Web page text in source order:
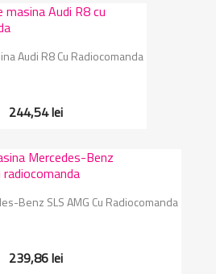
Audi R8 Cu Radiocomanda
244,54 lei
Benz SLS AMG Cu Radiocomanda
239,86 lei